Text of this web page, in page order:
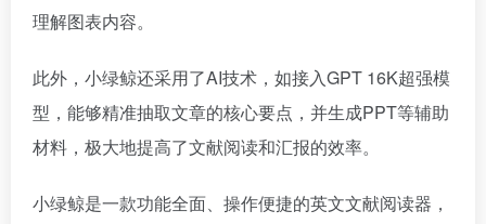
理解图表内容。
此外，小绿鲸还采用了AI技术，如接入GPT 16K超强模
型，能够精准抽取文章的核心要点，并生成PPT等辅助
材料，极大地提高了文献阅读和汇报的效率。
小绿鲸是一款功能全面、操作便捷的英文文献阅读器，